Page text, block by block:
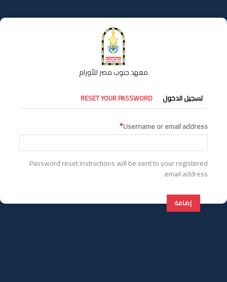
إلى
المحتوى
معهد جنوب مصر للأورام
التبويبات
الأساسية
تسجيل الدخول RESET YOUR PASSWORD
Username or email address
Password reset instructions will be sent to your registered
email address.